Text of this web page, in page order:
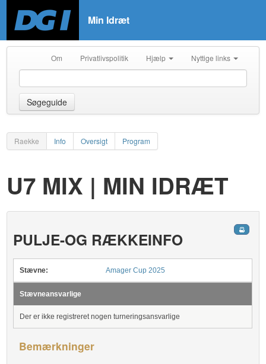
Min Idræt
Om Privatlivspolitik Hjælp Nyttige links
Søgeguide
Raekke Info Oversigt Program
U7 MIX | MIN IDRÆT
PULJE-OG RÆKKEINFO
Stævne: Amager Cup 2025
Stævneansvarlige
Der er ikke registreret nogen turneringsansvarlige
Bemærkninger